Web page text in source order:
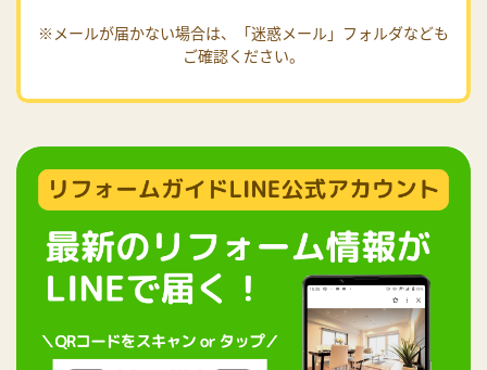
※メールが届かない場合は、「迷惑メール」フォルダなども
ご確認ください。